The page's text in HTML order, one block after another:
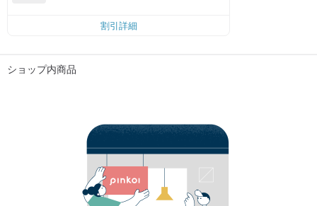
割引詳細
ショップ内商品